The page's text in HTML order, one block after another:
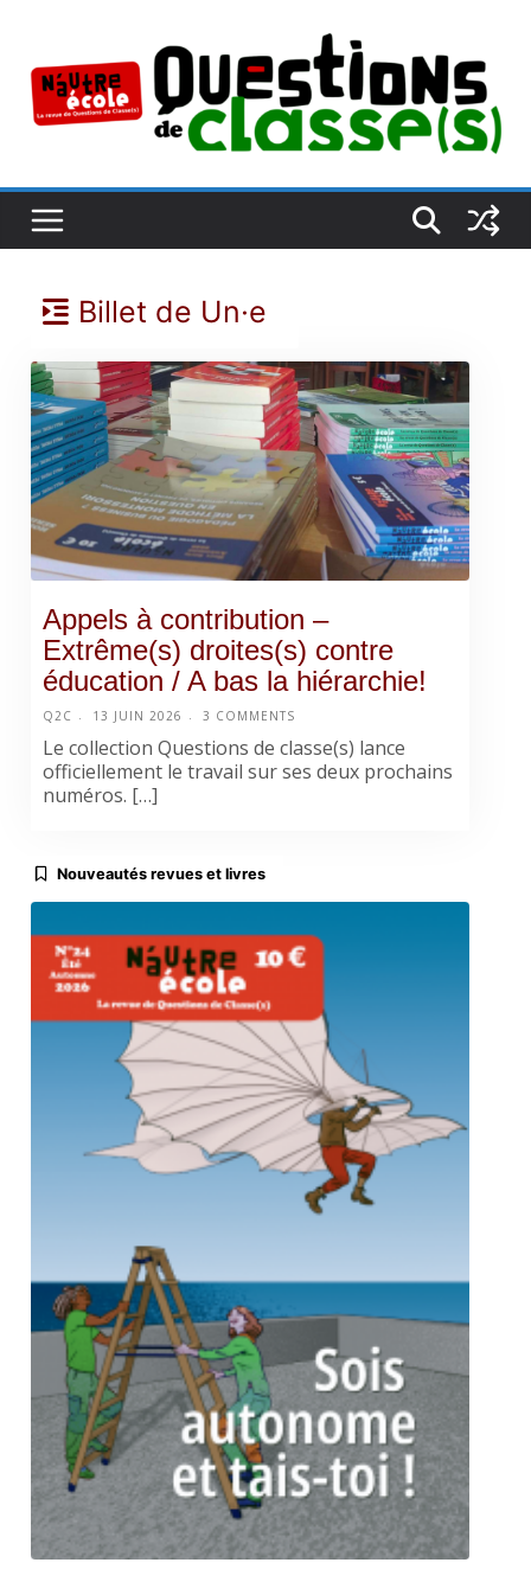
contenu
Billet de Un·e
Appels à contribution –
Extrême(s) droites(s) contre
éducation / A bas la hiérarchie!
Q2C 13 JUIN 2026 3 COMMENTS
Le collection Questions de classe(s) lance
officiellement le travail sur ses deux prochains
numéros. […]
Nouveautés revues et livres